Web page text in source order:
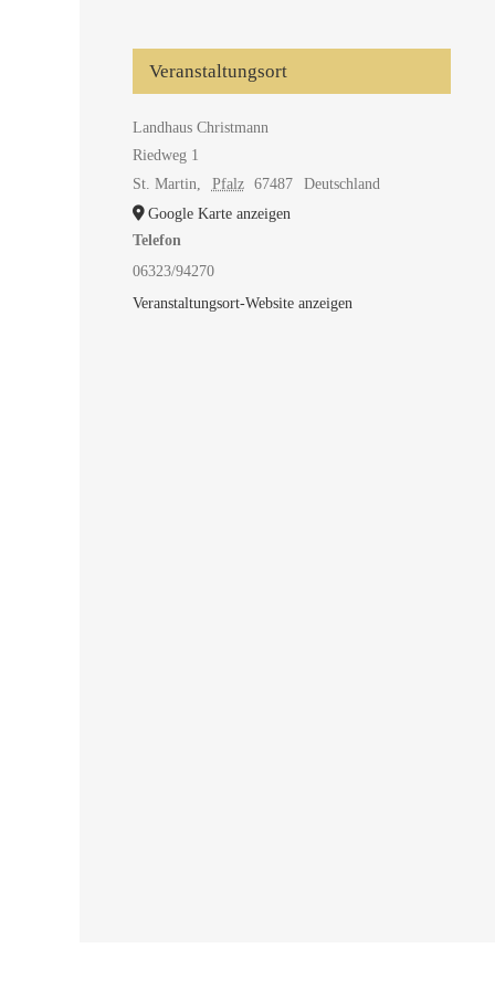
Veranstaltungsort
Landhaus Christmann
Riedweg 1
St. Martin, Pfalz 67487
Deutschland
Google Karte anzeigen
Telefon
06323/94270
Veranstaltungsort-Website anzeigen